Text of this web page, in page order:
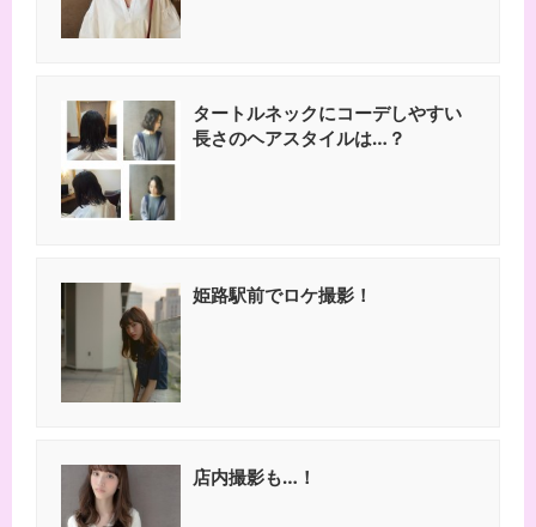
タートルネックにコーデしやすい
長さのヘアスタイルは…？
姫路駅前でロケ撮影！
店内撮影も…！